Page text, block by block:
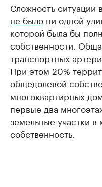
Сложность ситуации
не было ни одной
которой была бы
собственности.
транспортных
При этом 20%
общедолевой
многоквартирных
первые два
земельные участки
собственность.